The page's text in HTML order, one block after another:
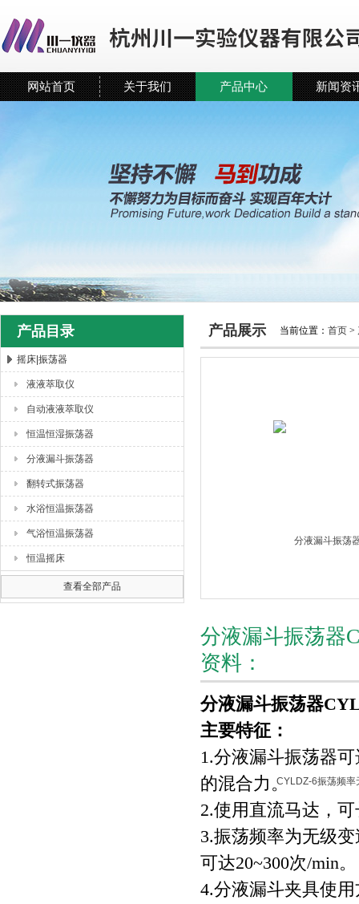
杭州川一实验仪器有限公司
网站首页 关于我们 产品中心 新闻资
产品目录
摇床|振荡器
液液萃取仪
自动液液萃取仪
恒温恒湿振荡器
分液漏斗振荡器
翻转式振荡器
水浴恒温振荡器
气浴恒温振荡器
恒温摇床
查看全部产品
产品展示 当前位置： 首页 >
分液漏斗振荡器
资料：
分液漏斗振荡器
主要特征：
1.分液漏斗振荡器
的混合力。
2.使用直流马达，
3.振荡频率为无级
可达20~300次/min。
4.分液漏斗夹具使